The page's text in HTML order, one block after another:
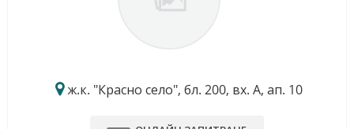
ж.к. "Красно село", бл. 200, вх. А, ап. 10